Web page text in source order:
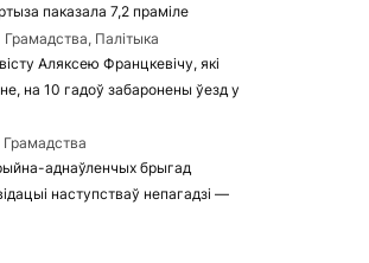
паказала 7,2 праміле
Грамадства, Палітыка
Аляксею Францкевічу, які
на 10 гадоў забаронены ўезд у
Грамадства
аднаўленчых брыгад
наступстваў непагадзі —